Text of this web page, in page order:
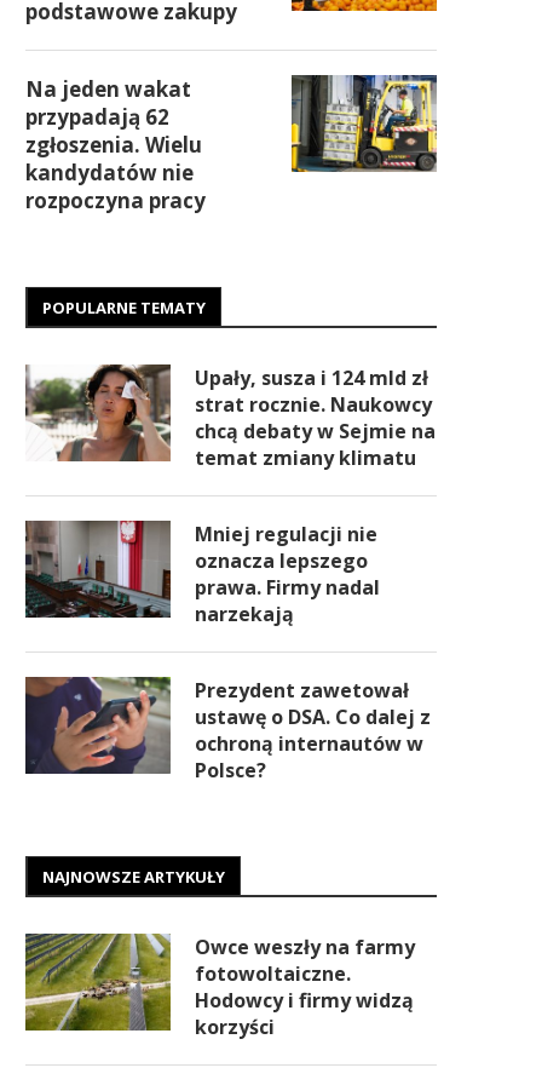
podstawowe zakupy
Na jeden wakat
przypadają 62
zgłoszenia. Wielu
kandydatów nie
rozpoczyna pracy
POPULARNE TEMATY
Upały, susza i 124 mld zł
strat rocznie. Naukowcy
chcą debaty w Sejmie na
temat zmiany klimatu
Mniej regulacji nie
oznacza lepszego
prawa. Firmy nadal
narzekają
Prezydent zawetował
ustawę o DSA. Co dalej z
ochroną internautów w
Polsce?
NAJNOWSZE ARTYKUŁY
Owce weszły na farmy
fotowoltaiczne.
Hodowcy i firmy widzą
korzyści